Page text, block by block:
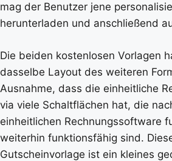
mag der Benutzer jene
herunterladen und anschließend
Die beiden kostenlosen Vorlagen
dasselbe Layout des weiteren
Ausnahme, dass die einheitliche
via viele Schaltflächen hat, die
einheitlichen Rechnungssoftware
weiterhin funktionsfähig sind.
Gutscheinvorlage ist ein kleines